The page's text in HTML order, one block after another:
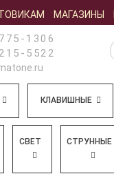
МАГАЗИНЫ
1306
5522
КЛАВИШНЫЕ
СВЕТ СТРУННЫЕ